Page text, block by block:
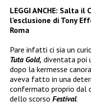
LEGGI ANCHE: Salta il
l’esclusione di Tony
Roma
Pare infatti ci sia un
Tuta Gold, diventata poi
dopo la kermesse
aveva fatto in una
confermato proprio dal
dello scorso Festival.